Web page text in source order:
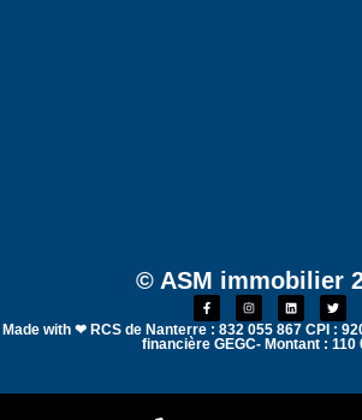
© ASM immobilier
Made with ❤ RCS de Nanterre : 832 055 867 CPI :
financière GEGC- Montant : 110